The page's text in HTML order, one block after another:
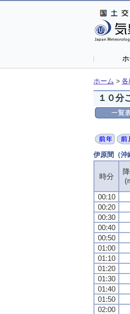
ホーム > 各
１０分
伊原間（沖
時分
00:10
00:20
00:30
00:40
00:50
01:00
01:10
01:20
01:30
01:40
01:50
02:00